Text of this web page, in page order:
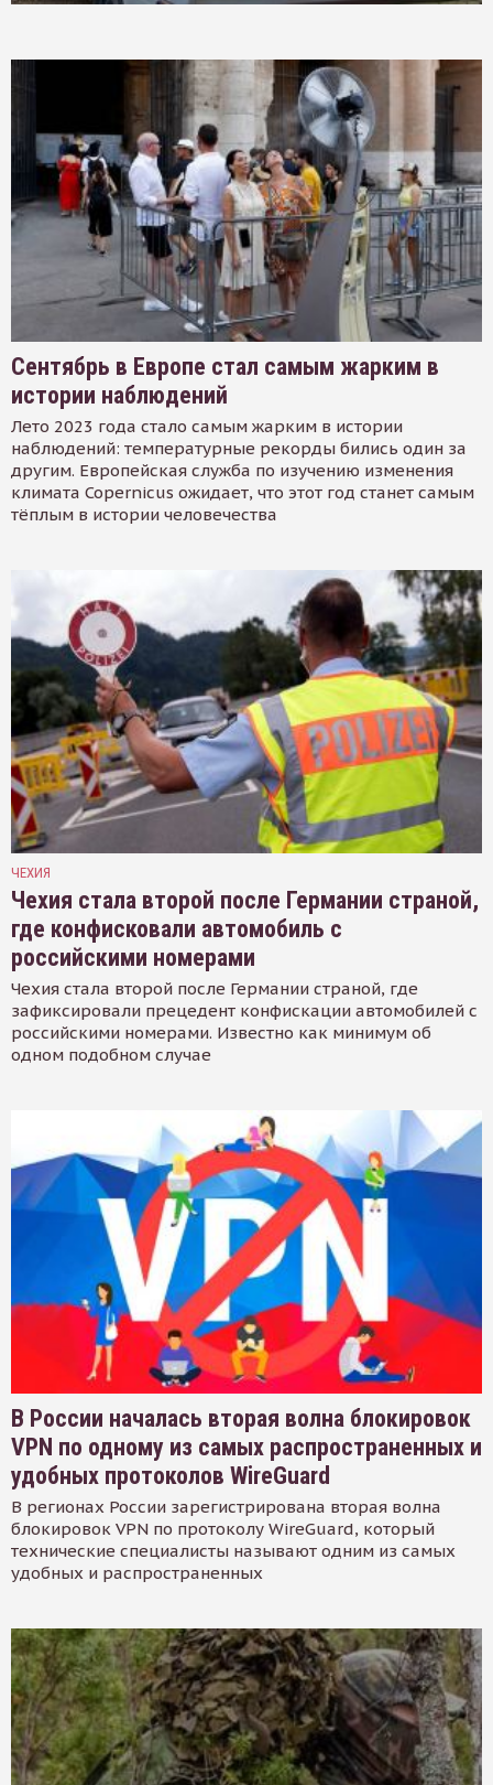
Сентябрь в Европе стал самым жарким в
истории наблюдений
Лето 2023 года стало самым жарким в истории
наблюдений: температурные рекорды бились один за
другим. Европейская служба по изучению изменения
климата Copernicus ожидает, что этот год станет самым
тёплым в истории человечества
ЧЕХИЯ
Чехия стала второй после Германии страной,
где конфисковали автомобиль с
российскими номерами
Чехия стала второй после Германии страной, где
зафиксировали прецедент конфискации автомобилей с
российскими номерами. Известно как минимум об
одном подобном случае
В России началась вторая волна блокировок
VPN по одному из самых распространенных и
удобных протоколов WireGuard
В регионах России зарегистрирована вторая волна
блокировок VPN по протоколу WireGuard, который
технические специалисты называют одним из самых
удобных и распространенных